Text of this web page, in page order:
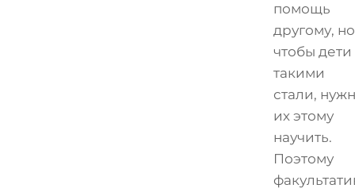
помощь
другому, но
чтобы дети
такими
стали,
их этому
научить.
Поэтому